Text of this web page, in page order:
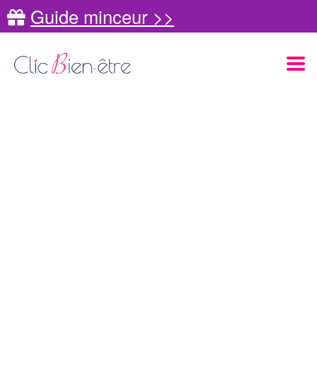
Guide minceur >>